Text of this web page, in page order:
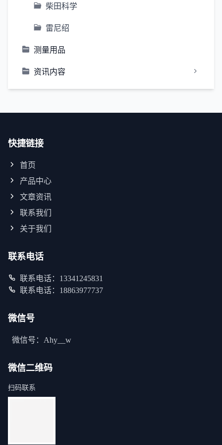
柴田科学
雷尼绍
测量用品
资讯内容
快捷链接
首页
产品中心
文章资讯
联系我们
关于我们
联系电话
联系电话：13341245831
联系电话：18863977737
微信号
微信号：Ahy__w
微信二维码
扫码联系